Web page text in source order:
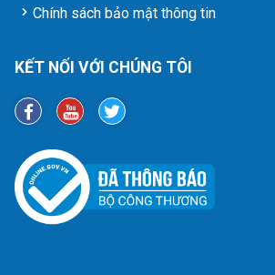
Chính sách bảo mật thông tin
KẾT NỐI VỚI CHÚNG TÔI